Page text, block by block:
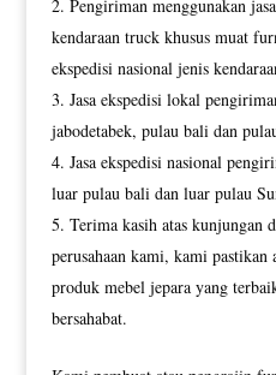
Pengiriman menggunakan
kendaraan truck khusus muat
ekspedisi nasional jenis
Jasa ekspedisi lokal
jabodetabek, pulau bali dan
Jasa ekspedisi nasional
luar pulau bali dan luar pulau
Terima kasih atas kunjungan
perusahaan kami, kami pastikan
produk mebel jepara yang
bersahabat.